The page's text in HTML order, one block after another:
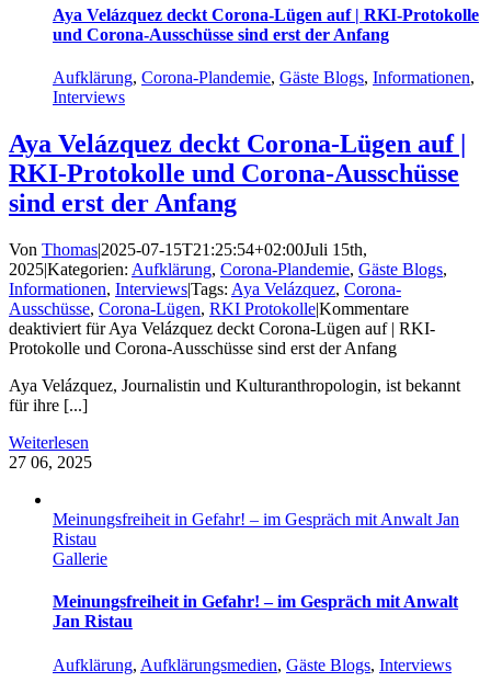
Aya Velázquez deckt Corona-Lügen auf | RKI-Protokolle
und Corona-Ausschüsse sind erst der Anfang
Aufklärung, Corona-Plandemie, Gäste Blogs, Informationen,
Interviews
Aya Velázquez deckt Corona-Lügen auf |
RKI-Protokolle und Corona-Ausschüsse
sind erst der Anfang
Von Thomas|2025-07-15T21:25:54+02:00Juli 15th,
2025|Kategorien: Aufklärung, Corona-Plandemie, Gäste Blogs,
Informationen, Interviews|Tags: Aya Velázquez, Corona-
Ausschüsse, Corona-Lügen, RKI Protokolle|Kommentare
deaktiviert für Aya Velázquez deckt Corona-Lügen auf | RKI-
Protokolle und Corona-Ausschüsse sind erst der Anfang
Aya Velázquez, Journalistin und Kulturanthropologin, ist bekannt
für ihre [...]
Weiterlesen
27 06, 2025
Meinungsfreiheit in Gefahr! – im Gespräch mit Anwalt Jan
Ristau
Gallerie
Meinungsfreiheit in Gefahr! – im Gespräch mit Anwalt
Jan Ristau
Aufklärung, Aufklärungsmedien, Gäste Blogs, Interviews